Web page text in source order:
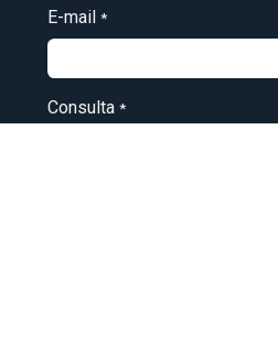
E-mail *
Consulta *